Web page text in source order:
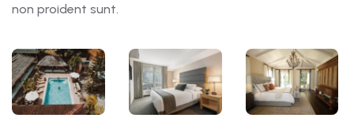
non proident sunt.